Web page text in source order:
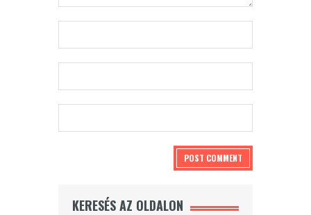
KERESÉS AZ OLDALON